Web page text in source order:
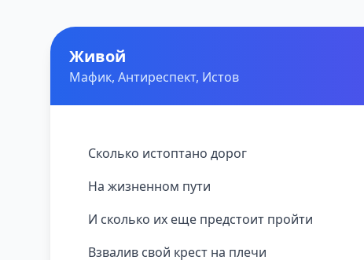
Живой
Мафик, Антиреспект, Истов
Сколько истоптано дорог
На жизненном пути
И сколько их еще предстоит пройти
Взвалив свой крест на плечи